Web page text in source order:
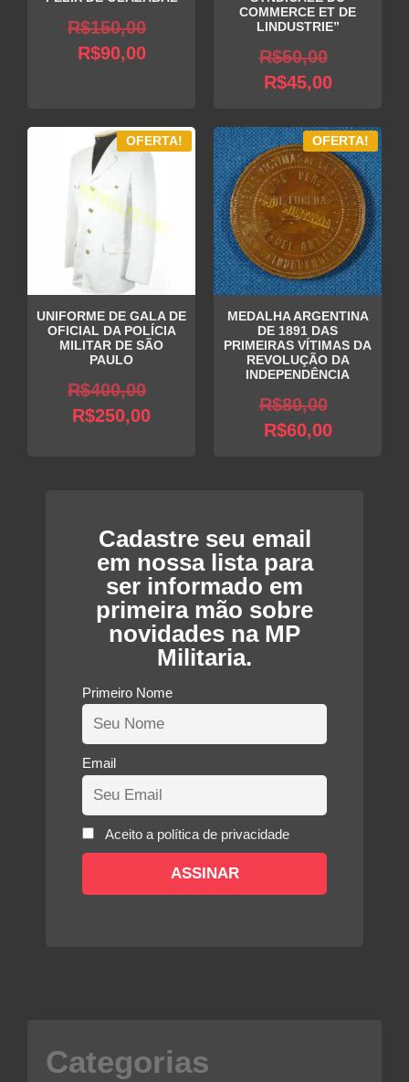
R$150,00
R$150,00.
R$90,00O
é:
R$90,00.
COMMERCE ET DE
LINDUSTRIE”
R$50,00
era:
R$50,00.
R$45,00O
atual
é:
R$45,00.
OFERTA!
UNIFORME DE GALA DE
OFICIAL DA POLÍCIA
MILITAR DE SÃO
PAULO
R$400,00
R$250,00O
OFERTA!
MEDALHA ARGENTINA
DE 1891 DAS
PRIMEIRAS VÍTIMAS DA
REVOLUÇÃO DA
INDEPENDÊNCIA
R$80,00
R$60,00O
Cadastre seu email
em nossa lista para
ser informado em
primeira mão sobre
novidades na MP
Militaria.
Primeiro Nome
Email
Aceito a política de privacidade
Categorias